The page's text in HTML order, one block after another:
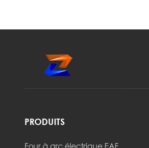
PRODUITS
Four à arc électrique EAF